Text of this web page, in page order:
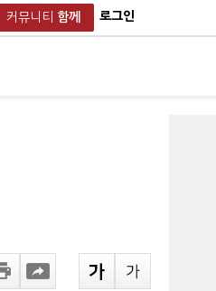
커뮤니티 함께 로그인